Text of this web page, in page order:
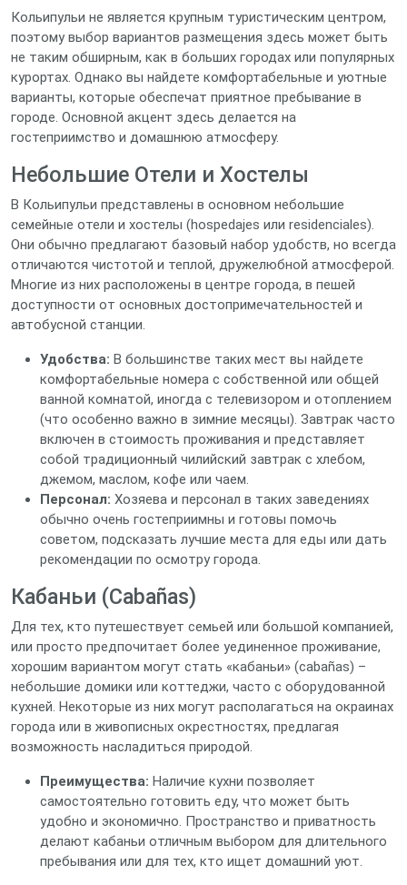
Кольипульи не является крупным туристическим центром,
поэтому выбор вариантов размещения здесь может быть
не таким обширным, как в больших городах или популярных
курортах. Однако вы найдете комфортабельные и уютные
варианты, которые обеспечат приятное пребывание в
городе. Основной акцент здесь делается на
гостеприимство и домашнюю атмосферу.
Небольшие Отели и Хостелы
В Кольипульи представлены в основном небольшие
семейные отели и хостелы (hospedajes или residenciales).
Они обычно предлагают базовый набор удобств, но всегда
отличаются чистотой и теплой, дружелюбной атмосферой.
Многие из них расположены в центре города, в пешей
доступности от основных достопримечательностей и
автобусной станции.
Удобства: В большинстве таких мест вы найдете
комфортабельные номера с собственной или общей
ванной комнатой, иногда с телевизором и отоплением
(что особенно важно в зимние месяцы). Завтрак часто
включен в стоимость проживания и представляет
собой традиционный чилийский завтрак с хлебом,
джемом, маслом, кофе или чаем.
Персонал: Хозяева и персонал в таких заведениях
обычно очень гостеприимны и готовы помочь
советом, подсказать лучшие места для еды или дать
рекомендации по осмотру города.
Кабаньи (Cabañas)
Для тех, кто путешествует семьей или большой компанией,
или просто предпочитает более уединенное проживание,
хорошим вариантом могут стать «кабаньи» (cabañas) –
небольшие домики или коттеджи, часто с оборудованной
кухней. Некоторые из них могут располагаться на окраинах
города или в живописных окрестностях, предлагая
возможность насладиться природой.
Преимущества: Наличие кухни позволяет
самостоятельно готовить еду, что может быть
удобно и экономично. Пространство и приватность
делают кабаньи отличным выбором для длительного
пребывания или для тех, кто ищет домашний уют.